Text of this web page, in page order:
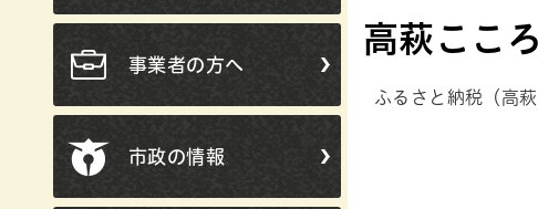
事業者の方へ
市政の情報
高萩ここ
ふるさと納税（高